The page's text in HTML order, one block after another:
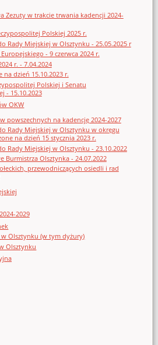
Zezuty w trakcie trwania kadencji 2024-
Polskiej 2025 r.
Rady Miejskiej w Olsztynku - 25.05.2025 r
- 9 czerwca 2024 r.
r. - 7.04.2024
na dzień 15.10.2023 r.
Polskiej i Senatu
- 15.10.2023
OKW
powszechnych na kadencję 2024-2027
Rady Miejskiej w Olsztynku w okręgu
na dzień 15 stycznia 2023 r.
Rady Miejskiej w Olsztynku - 23.10.2022
Burmistrza Olsztynka - 24.07.2022
przewodniczących osiedli i rad
2029
Olsztynku (w tym dyżury)
Olsztynku